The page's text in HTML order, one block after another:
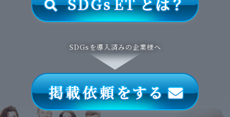
SDGsを導入済みの企業様へ